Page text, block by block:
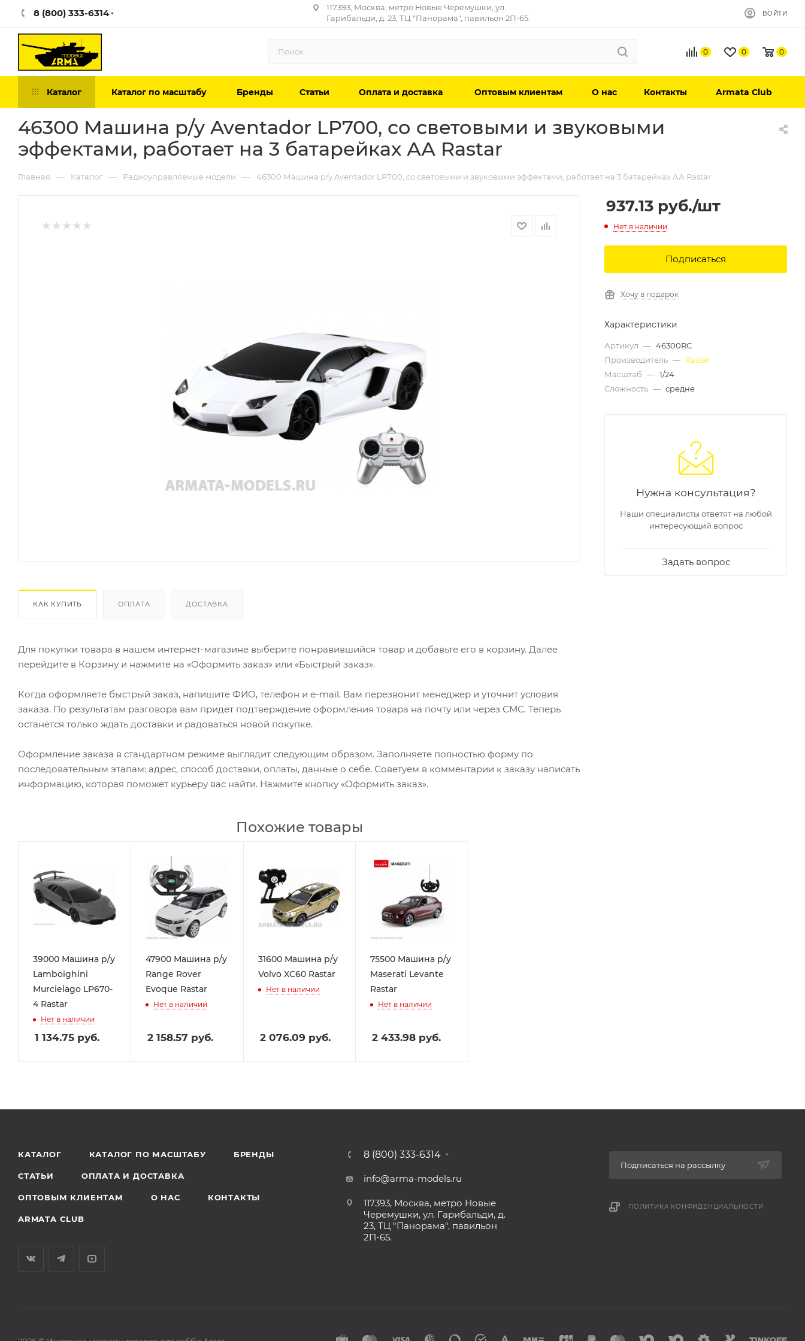
8 (800) 333-6314
117393, Москва, метро Новые Черемушки, ул.
Гарибальди, д. 23, ТЦ "Панорама", павильон 2П-65.
ВОЙТИ
0 0 0
Каталог Каталог по масштабу Бренды Статьи Оплата и доставка Оптовым клиентам О нас Контакты Armata Club
46300 Машина р/у Aventador LP700, со световыми и звуковыми
эффектами, работает на 3 батарейках АА Rastar
Главная — Каталог — Радиоуправляемые модели — 46300 Машина р/у Aventador LP700, со световыми и звуковыми эффектами, работает на 3 батарейках АА Rastar
КАК КУПИТЬ ОПЛАТА ДОСТАВКА
Для покупки товара в нашем интернет-магазине выберите понравившийся товар и добавьте его в корзину. Далее
перейдите в Корзину и нажмите на «Оформить заказ» или «Быстрый заказ».
Когда оформляете быстрый заказ, напишите ФИО, телефон и e-mail. Вам перезвонит менеджер и уточнит условия
заказа. По результатам разговора вам придет подтверждение оформления товара на почту или через СМС. Теперь
останется только ждать доставки и радоваться новой покупке.
Оформление заказа в стандартном режиме выглядит следующим образом. Заполняете полностью форму по
последовательным этапам: адрес, способ доставки, оплаты, данные о себе. Советуем в комментарии к заказу написать
информацию, которая поможет курьеру вас найти. Нажмите кнопку «Оформить заказ».
Похожие товары
39000 Машина р/у
Lamboighini
Murcielago LP670-
4 Rastar
Нет в наличии
1 134.75 руб.
47900 Машина р/у
Range Rover
Evoque Rastar
Нет в наличии
2 158.57 руб.
31600 Машина р/у
Volvo XC60 Rastar
Нет в наличии
2 076.09руб.
75500 Машина р/у
Maserati Levante
Rastar
Нет в наличии
2 433.98 руб.
937.13 руб./шт
Нет в наличии
Подписаться
Хочу в подарок
Характеристики
Артикул — 46300RC
Производитель — Rastar
Масштаб — 1/24
Сложность — средне
Нужна консультация?
Наши специалисты ответят на любой
интересующий вопрос
Задать вопрос
КАТАЛОГ КАТАЛОГ ПО МАСШТАБУ БРЕНДЫ
СТАТЬИ ОПЛАТА И ДОСТАВКА
ОПТОВЫМ КЛИЕНТАМ О НАС КОНТАКТЫ
ARMATA CLUB
8 (800) 333-6314
info@arma-models.ru
117393, Москва, метро Новые
Черемушки, ул. Гарибальди, д.
23, ТЦ "Панорама", павильон
2П-65.
Подписаться на рассылку
ПОЛИТИКА КОНФИДЕНЦИАЛЬНОСТИ